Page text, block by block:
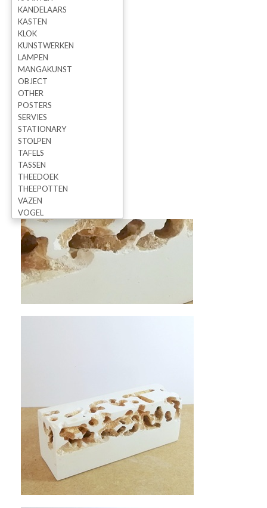
KANDELAARS
KASTEN
KLOK
KUNSTWERKEN
LAMPEN
MANGAKUNST
OBJECT
OTHER
POSTERS
SERVIES
STATIONARY
STOLPEN
TAFELS
TASSEN
THEEDOEK
THEEPOTTEN
VAZEN
VOGEL